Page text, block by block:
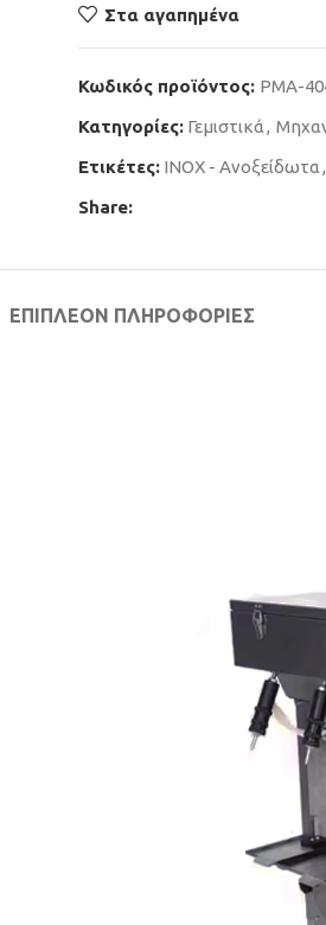
Στα αγαπημένα
Κωδικός προϊόντος: PMA-
Κατηγορίες: Γεμιστικά,
Ετικέτες: INOX - Ανοξείδωτα,
Share:
ΕΠΙΠΛΈΟΝ ΠΛΗΡΟΦΟΡΊΕΣ